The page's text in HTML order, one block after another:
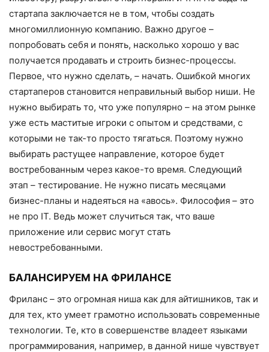
стартапа заключается не в том, чтобы создать
многомил­лионную компанию. Важно другое –
попробовать себя и понять, насколь­ко хорошо у вас
получается продавать и строить бизнес-процессы.
Первое, что нужно сделать, – начать. Ошибкой многих
стартаперов становится не­правильный выбор ниши. Не
нужно выбирать то, что уже популярно – на этом рынке
уже есть маститые игроки с опытом и средствами, с
которыми не так-то просто тягаться. Поэтому нужно
выбирать растущее направ­ление, которое будет
востребованным через какое-то время. Следующий
этап – тестирование. Не нужно писать месяца­ми
бизнес-планы и надеяться на «авось». Философия – это
не про IT. Ведь может случиться так, что ваше
приложение или сервис могут стать
невостребованными.
БАЛАНСИРУЕМ НА ФРИЛАНСЕ
Фриланс – это огромная ниша как для айтишников, так и
для тех, кто уме­ет грамотно использовать современные
технологии. Те, кто в совершенстве владеет языками
программирования, например, в данной нише чувствует